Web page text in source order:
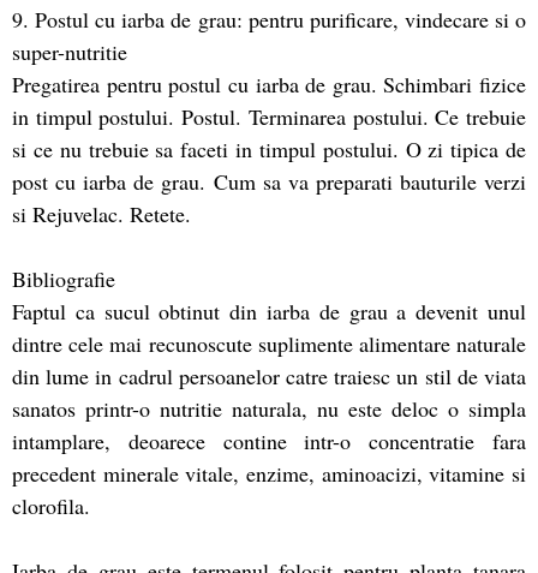
9. Postul cu iarba de grau: pentru purificare, vindecare si o
super-nutritie
Pregatirea pentru postul cu iarba de grau. Schimbari fizice
in timpul postului. Postul. Terminarea postului. Ce trebuie
si ce nu trebuie sa faceti in timpul postului. O zi tipica de
post cu iarba de grau. Cum sa va preparati bauturile verzi
si Rejuvelac. Retete.
Bibliografie
Faptul ca sucul obtinut din iarba de grau a devenit unul
dintre cele mai recunoscute suplimente alimentare naturale
din lume in cadrul persoanelor catre traiesc un stil de viata
sanatos printr-o nutritie naturala, nu este deloc o simpla
intamplare, deoarece contine intr-o concentratie fara
precedent minerale vitale, enzime, aminoacizi, vitamine si
clorofila.